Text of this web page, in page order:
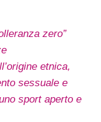
zero”
etnica,
sessuale e
sport aperto e